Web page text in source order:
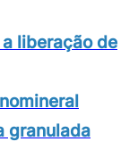
liberação de
granulada